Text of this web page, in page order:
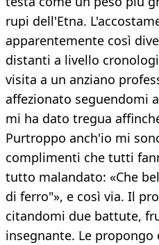
rupi dell'Etna.
apparentemente così
distanti a livello
visita a un anziano
affezionato seguendomi
mi ha dato tregua
Purtroppo anch'io mi
complimenti che tutti
tutto malandato: «Che
di ferro"», e così via. Il
citandomi due battute,
insegnante. Le